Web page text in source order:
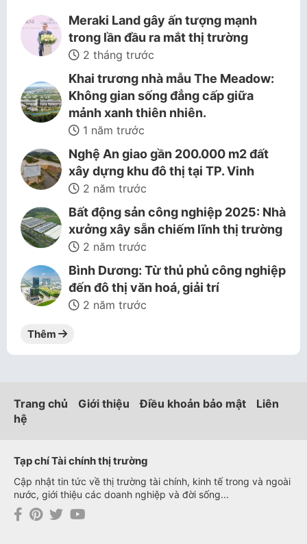
Meraki Land gây ấn tượng mạnh
trong lần đầu ra mắt thị trường
2 tháng trước
Khai trương nhà mẫu The Meadow:
Không gian sống đẳng cấp giữa
mảnh xanh thiên nhiên.
1 năm trước
Nghệ An giao gần 200.000 m2 đất
xây dựng khu đô thị tại TP. Vinh
2 năm trước
Bất động sản công nghiệp 2025: Nhà
xưởng xây sẵn chiếm lĩnh thị trường
2 năm trước
Bình Dương: Từ thủ phủ công nghiệp
đến đô thị văn hoá, giải trí
2 năm trước
Thêm
Trang chủ Giới thiệu Điều khoản bảo mật
Liên
hệ
Tạp chí Tài chính thị trường
Cập nhật tin tức về thị trường tài chính, kinh tế trong và ngoài
nước, giới thiệu các doanh nghiệp và đời sống...